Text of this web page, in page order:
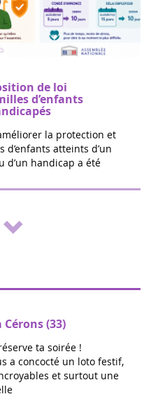
de loi
d’enfants
la protection et
d’enfants atteints d’un
d’un handicap a été
a Nogent sur Oise
per sostenere la ricerca
a Nogent-sur-Oise, a
...
le Cutté
Pour L'espoir sta
di Eva pour la vie ed
dei bambi...
(33)
ta soirée !
a concocté un loto festif,
et surtout une